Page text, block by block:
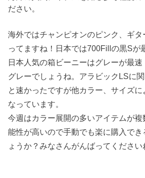
ださい。
海外ではチャンピオンのピンク、ギ
ってますね！日本では700Fillの黒Sが
日本人気の箱ビーニーはグレーが最
グレーでしょうね。アラビックLSに
と速かったですが他カラー、サイズに
なっています。
今週はカラー展開の多いアイテムが
能性が高いので手動でも楽に購入でき
ょうか？みなさんがんばってください